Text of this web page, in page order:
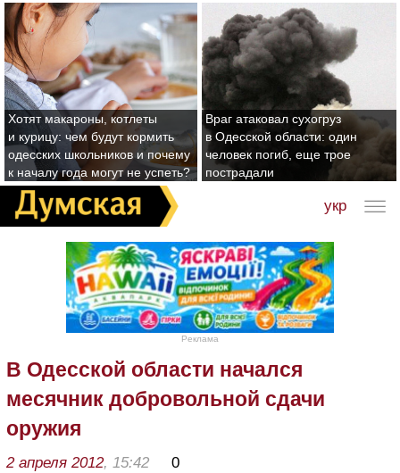
Хотят макароны, котлеты
и курицу: чем будут кормить
одесских школьников и почему
к началу года могут не успеть?
Враг атаковал сухогруз
в Одесской области: один
человек погиб, еще трое
пострадали
укр
Реклама
В Одесской области начался
месячник добровольной сдачи
оружия
2 апреля 2012, 15:42 0